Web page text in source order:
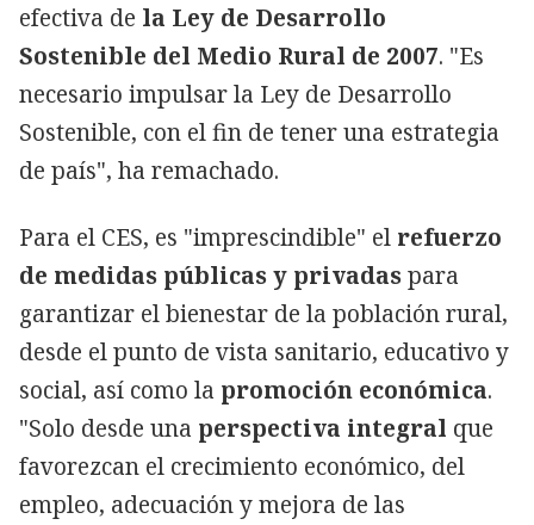
efectiva de la Ley de Desarrollo
Sostenible del Medio Rural de 2007. "Es
necesario impulsar la Ley de Desarrollo
Sostenible, con el fin de tener una estrategia
de país", ha remachado.
Para el CES, es "imprescindible" el refuerzo
de medidas públicas y privadaspara
garantizar el bienestar de la población rural,
desde el punto de vista sanitario, educativo y
social, así como la promoción económica.
"Solo desde una perspectiva integral que
favorezcan el crecimiento económico, del
empleo, adecuación y mejora de las